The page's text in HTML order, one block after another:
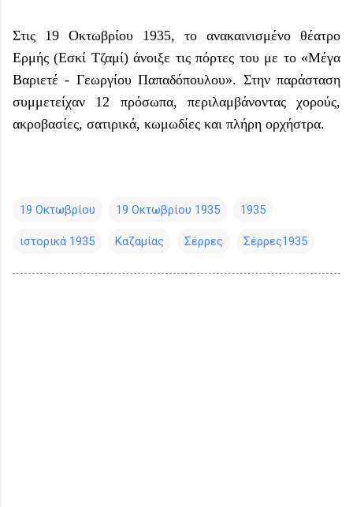
Στις 19 Οκτωβρίου 1935, το ανακαινισμένο θέατρο
Ερμής (Εσκί Τζαμί) άνοιξε τις πόρτες του με το «Μέγα
Βαριετέ - Γεωργίου Παπαδόπουλου». Στην παράσταση
συμμετείχαν 12 πρόσωπα, περιλαμβάνοντας χορούς,
ακροβασίες, σατιρικά, κωμωδίες και πλήρη ορχήστρα.
19 Οκτωβρίου 19 Οκτωβρίου 1935 1935
ιστορικά 1935 Καζαμίας Σέρρες Σέρρες1935